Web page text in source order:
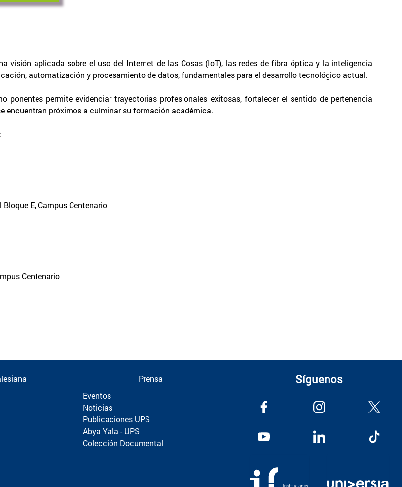
visión aplicada sobre el uso del Internet de las Cosas (IoT), las redes de fibra óptica y la inteligencia
automatización y procesamiento de datos, fundamentales para el desarrollo tecnológico actual.
permite evidenciar trayectorias profesionales exitosas, fortalecer el sentido de pertenencia
encuentran próximos a culminar su formación académica.
E, Campus Centenario
Centenario
Prensa
Eventos
Noticias
Publicaciones UPS
Abya Yala - UPS
Colección Documental
Síguenos